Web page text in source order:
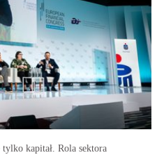
kapitał. Rola sektora